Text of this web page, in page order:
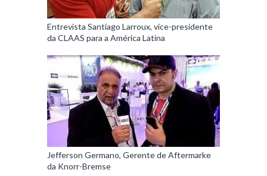
Entrevista Santiago Larroux, vice-presidente
da CLAAS para a América Latina
Jefferson Germano, Gerente de Aftermarke
da Knorr-Bremse